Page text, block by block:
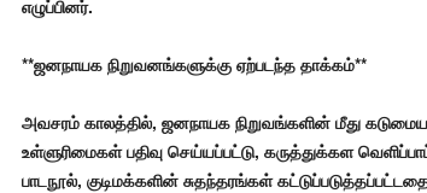
எழுப்பினர்.
**ஜனநாயக நிறுவனங்களுக்கு ஏற்படந்த தாக்கம்**
அவசரம் காலத்தில், ஜனநாயக நிறுவங்களின் மீது
உள்ளுரிமைகள் பதிவு செய்யப்பட்டு, கருத்துக்கள
பாடநூல், குடிமக்களின் சுதந்தரங்கள்